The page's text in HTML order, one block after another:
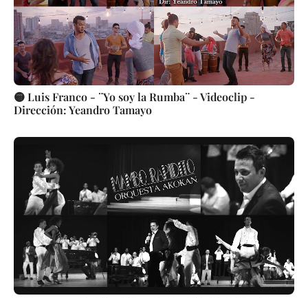
🟡 Luis Franco - ¨Yo soy la Rumba¨ - Videoclip -
Dirección: Yeandro Tamayo